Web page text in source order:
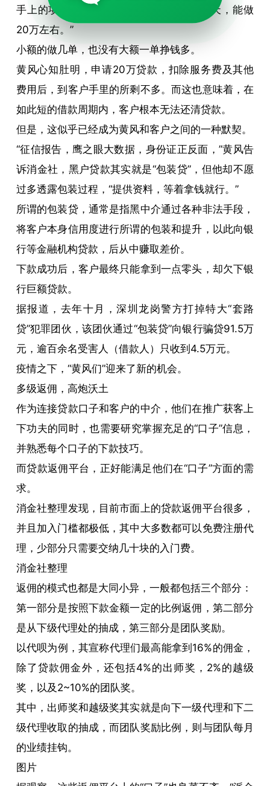
手上的项目五一后可以做，“黑户7天到14天，能做
20万左右。”
小额的做几单，也没有大额一单挣钱多。
黄风心知肚明，申请20万贷款，扣除服务费及其他
费用后，到客户手里的所剩不多。而这也意味着，在
如此短的借款周期内，客户根本无法还清贷款。
但是，这似乎已经成为黄风和客户之间的一种默契。
“征信报告，鹰之眼大数据，身份证正反面，”黄风告
诉消金社，黑户贷款其实就是“包装贷”，但他却不愿
过多透露包装过程，“提供资料，等着拿钱就行。”
所谓的包装贷，通常是指黑中介通过各种非法手段，
将客户本身信用度进行所谓的包装和提升，以此向银
行等金融机构贷款，后从中赚取差价。
下款成功后，客户最终只能拿到一点零头，却欠下银
行巨额贷款。
据报道，去年十月，深圳龙岗警方打掉特大“套路
贷”犯罪团伙，该团伙通过“包装贷”向银行骗贷91.5万
元，逾百余名受害人（借款人）只收到4.5万元。
疫情之下，“黄风们”迎来了新的机会。
多级返佣，高炮沃土
作为连接贷款口子和客户的中介，他们在推广获客上
下功夫的同时，也需要研究掌握充足的“口子”信息，
并熟悉每个口子的下款技巧。
而贷款返佣平台，正好能满足他们在“口子”方面的需
求。
消金社整理发现，目前市面上的贷款返佣平台很多，
并且加入门槛都极低，其中大多数都可以免费注册代
理，少部分只需要交纳几十块的入门费。
消金社整理
返佣的模式也都是大同小异，一般都包括三个部分：
第一部分是按照下款金额一定的比例返佣，第二部分
是从下级代理处的抽成，第三部分是团队奖励。
以代呗为例，其宣称代理们最高能拿到16%的佣金，
除了贷款佣金外，还包括4%的出师奖，2%的越级
奖，以及2~10%的团队奖。
其中，出师奖和越级奖其实就是向下一级代理和下二
级代理收取的抽成，而团队奖励比例，则与团队每月
的业绩挂钩。
图片